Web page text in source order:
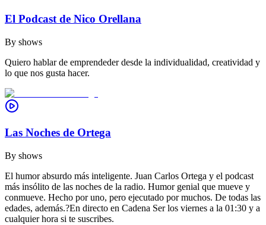
El Podcast de Nico Orellana
By shows
Quiero hablar de emprendeder desde la individualidad, creatividad y
lo que nos gusta hacer.
Las Noches de Ortega
By shows
El humor absurdo más inteligente. Juan Carlos Ortega y el podcast
más insólito de las noches de la radio. Humor genial que mueve y
conmueve. Hecho por uno, pero ejecutado por muchos. De todas las
edades, además.?En directo en Cadena Ser los viernes a la 01:30 y a
cualquier hora si te suscribes.